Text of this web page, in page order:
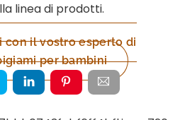
linea di prodotti.
con il vostro esperto di
per bambini